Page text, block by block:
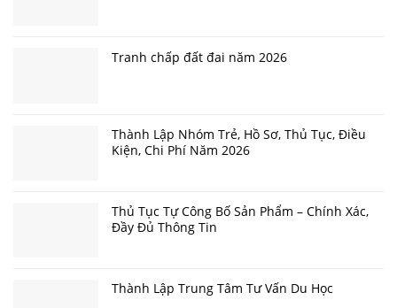
Tranh chấp đất đai năm 2026
Thành Lập Nhóm Trẻ, Hồ Sơ, Thủ Tục, Điều
Kiện, Chi Phí Năm 2026
Thủ Tục Tự Công Bố Sản Phẩm – Chính Xác,
Đầy Đủ Thông Tin
Thành Lập Trung Tâm Tư Vấn Du Học